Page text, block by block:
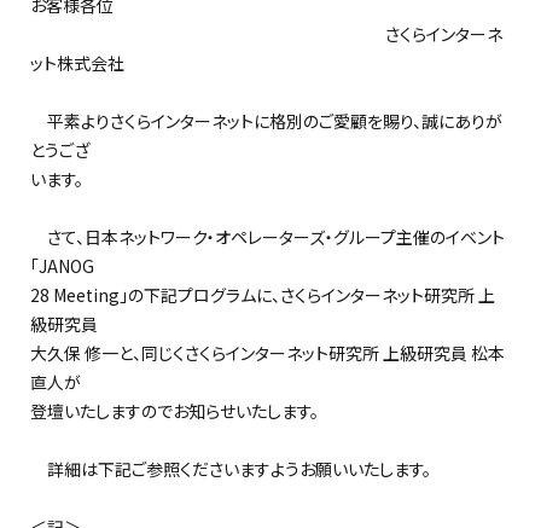
お客様各位
さくらインターネ
ット株式会社
平素よりさくらインターネットに格別のご愛顧を賜り、誠にありが
とうござ
います。
さて、日本ネットワーク・オペレーターズ・グループ主催のイベント
「JANOG
28 Meeting」の下記プログラムに、さくらインターネット研究所 上
級研究員
大久保 修一と、同じくさくらインターネット研究所 上級研究員 松本
直人が
登壇いたしますのでお知らせいたします。
詳細は下記ご参照くださいますようお願いいたします。